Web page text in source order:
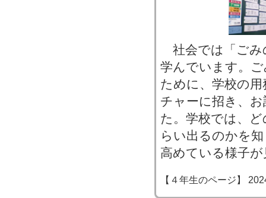
社会では「ごみ
学んでいます。
ために、学校の
チャーに招き、
た。学校では、
らい出るのかを
高めている様子
【４年生のページ】